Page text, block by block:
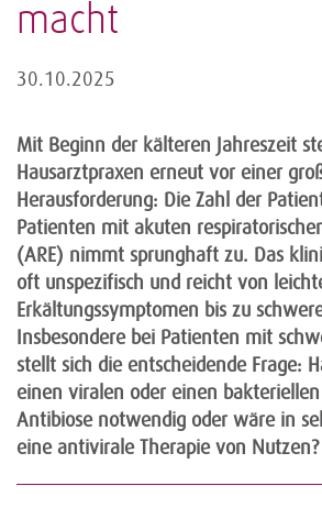
macht
30.10.2025
Mit Beginn der kälteren Jahreszeit
Hausarztpraxen erneut vor einer
Herausforderung: Die Zahl der
Patienten mit akuten
(ARE) nimmt sprunghaft zu. Das
oft unspezifisch und reicht von
Erkältungssymptomen bis zu
Insbesondere bei Patienten mit
stellt sich die entscheidende Frage:
einen viralen oder einen
Antibiose notwendig oder wäre in
eine antivirale Therapie von Nutzen?